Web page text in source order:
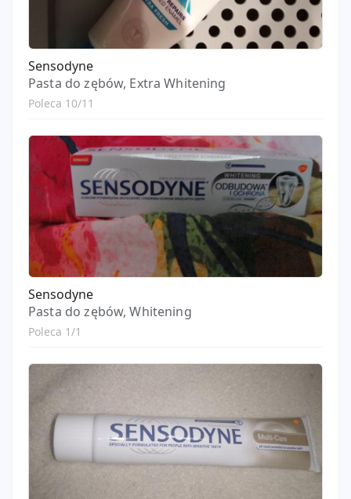
Sensodyne
Pasta do zębów, Extra Whitening
Poleca 10/11
Sensodyne
Pasta do zębów, Whitening
Poleca 1/1